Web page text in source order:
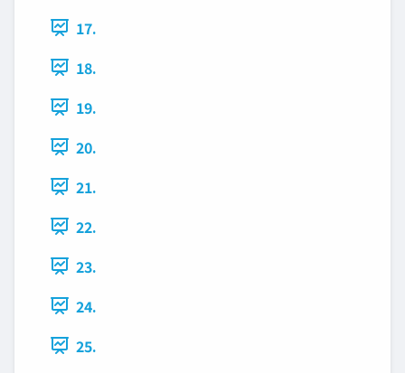
17.
18.
19.
20.
21.
22.
23.
24.
25.